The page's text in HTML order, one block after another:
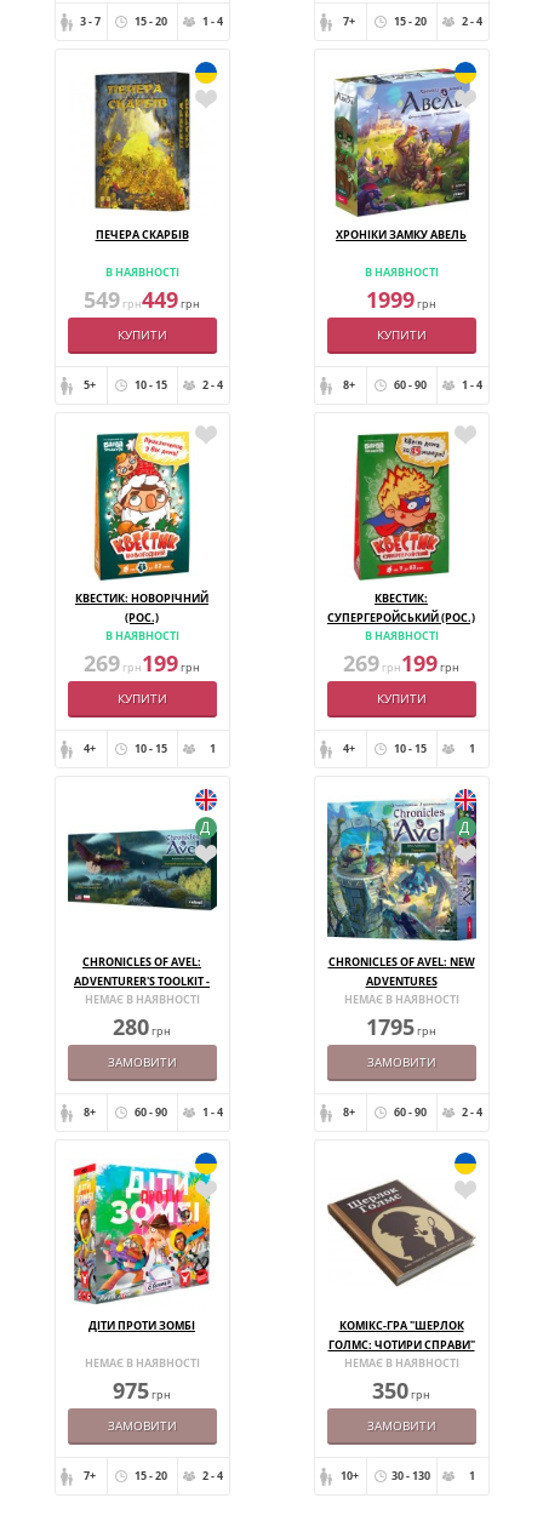
3 - 7 15 - 20 1 - 4 7+ 15 - 20 2 - 4
ПЕЧЕРА СКАРБІВ
В НАЯВНОСТІ
549 грн449грн
КУПИТИ
5+ 10 - 15 2 - 4
ХРОНІКИ ЗАМКУ АВЕЛЬ
В НАЯВНОСТІ
1999грн
КУПИТИ
8+ 60 - 90 1 - 4
КВЕСТИК: НОВОРІЧНИЙ
(РОС.)
В НАЯВНОСТІ
269 грн199грн
КУПИТИ
4+ 10 - 15 1
КВЕСТИК:
СУПЕРГЕРОЙСЬКИЙ (РОС.)
В НАЯВНОСТІ
269 грн199грн
КУПИТИ
4+ 10 - 15 1
Д
CHRONICLES OF AVEL:
ADVENTURER'S TOOLKIT -
MINI EXPANSION
НЕМАЄ В НАЯВНОСТІ
280грн
ЗАМОВИТИ
8+ 60 - 90 1 - 4
Д
CHRONICLES OF AVEL: NEW
ADVENTURES
НЕМАЄ В НАЯВНОСТІ
1795грн
ЗАМОВИТИ
8+ 60 - 90 2 - 4
ДІТИ ПРОТИ ЗОМБІ
НЕМАЄ В НАЯВНОСТІ
975грн
ЗАМОВИТИ
7+ 15 - 20 2 - 4
КОМІКС-ГРА "ШЕРЛОК
ГОЛМС: ЧОТИРИ СПРАВИ"
НЕМАЄ В НАЯВНОСТІ
350грн
ЗАМОВИТИ
10+ 30 - 130 1